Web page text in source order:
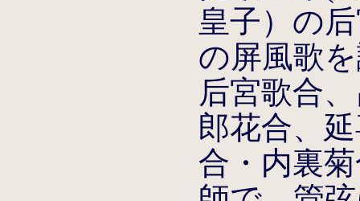
皇子）の
の屏風歌
后宮歌合
郎花合、
合・内裏